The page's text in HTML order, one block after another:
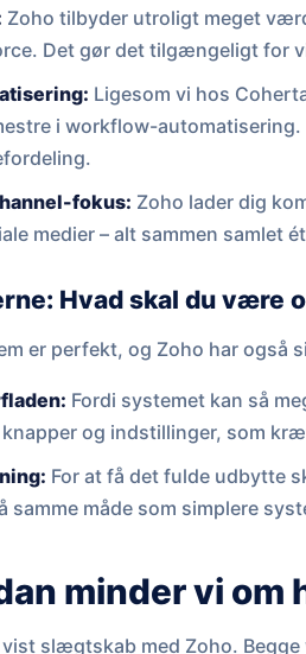
Zoho tilbyder utroligt meget
Det gør det tilgængeligt for
Ligesom vi hos
i workflow-
fokus: Zoho lader dig
medier – alt sammen samlet
Hvad skal du være
er perfekt, og Zoho har også
Fordi systemet kan så
knapper og indstillinger, som
For at få det fulde udbytte
samme måde som simplere
minder vi om
slægtskab med Zoho.